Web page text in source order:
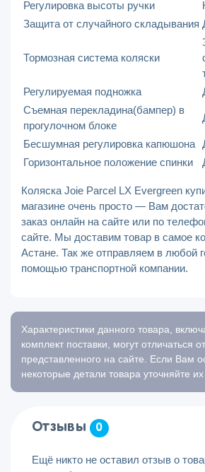
Регулировка высоты ручки
Защита от случайного складывания
Тормозная система коляски
Регулируемая подножка
Съемная перекладина(бампер) в
прогулочном блоке
Бесшумная регулировка капюшона
Горизонтальное положение спинки
Коляска Joie Parcel LX Evergreen
магазине очень просто — Вам
заказ онлайн на сайте или по
сайте. Мы доставим товар в самое
Астане. Так же отправляем в любой
помощью транспортной компании.
Характеристики данного товара,
комплект поставки, могут отличаться
представленного на сайте. Если Вам
некоторые детали товара уточняйте
Отзывы 0
Ещё никто не оставил отзыв о